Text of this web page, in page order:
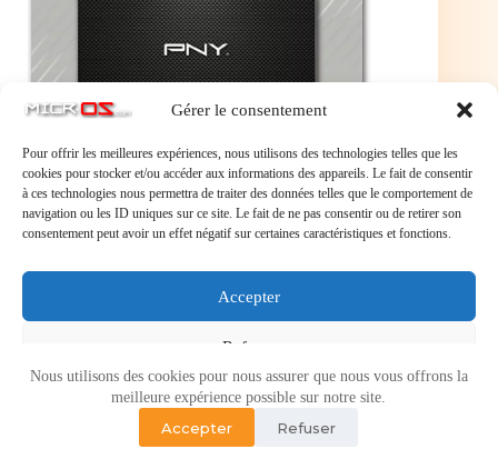
Gérer le consentement
Pour offrir les meilleures expériences, nous utilisons des technologies telles que les
cookies pour stocker et/ou accéder aux informations des appareils. Le fait de consentir
à ces technologies nous permettra de traiter des données telles que le comportement de
navigation ou les ID uniques sur ce site. Le fait de ne pas consentir ou de retirer son
consentement peut avoir un effet négatif sur certaines caractéristiques et fonctions.
Accepter
Refuser
Voir les préférences
Politique de cookiesPolitique de confidentialité
Nous utilisons des cookies pour nous assurer que nous vous offrons la
meilleure expérience possible sur notre site.
Accepter Refuser
PNY CS900 SSD Interne SATA III, 2.5 Pouces, 1To,
1000Go Vitesse de Lecture jusqu'à 535MB/s
1000Go Vitesse de Lecture jusqu’à 535MB/s